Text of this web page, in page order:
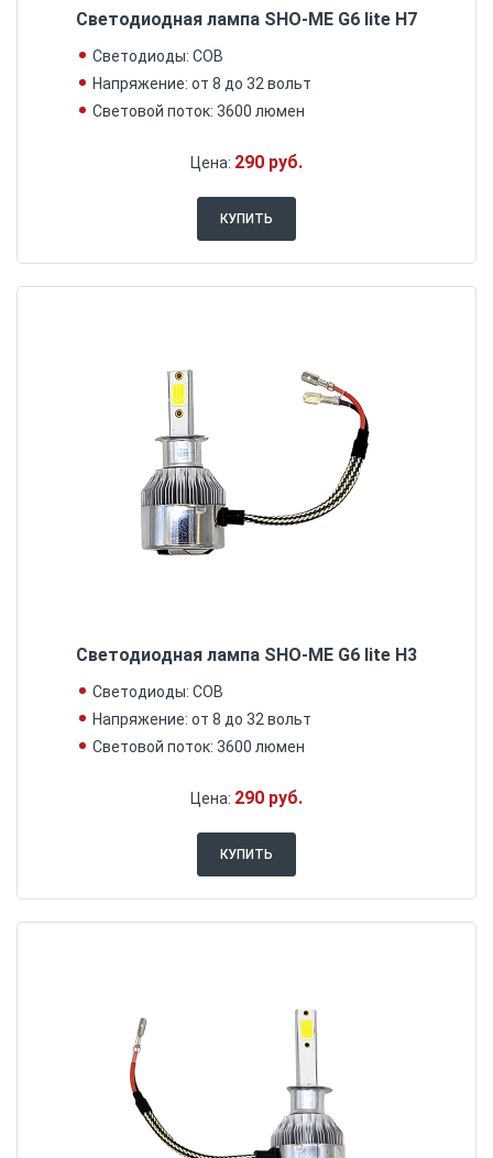
Светодиодная лампа SHO-ME G6 lite H7
Светодиоды: COB
Напряжение: от 8 до 32 вольт
Световой поток: 3600 люмен
Цена: 290 руб.
КУПИТЬ
Светодиодная лампа SHO-ME G6 lite H3
Светодиоды: COB
Напряжение: от 8 до 32 вольт
Световой поток: 3600 люмен
Цена: 290 руб.
КУПИТЬ